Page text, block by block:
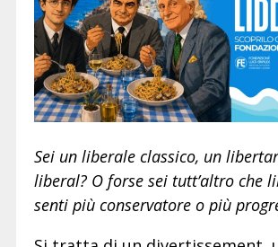
Sei un liberale classico, un
liberal? O forse sei tutt’altro che
senti più conservatore o più